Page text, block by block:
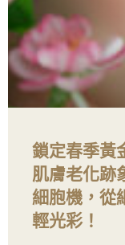
鎖定春季黃
肌膚老化跡
細胞機，從
輕光彩！